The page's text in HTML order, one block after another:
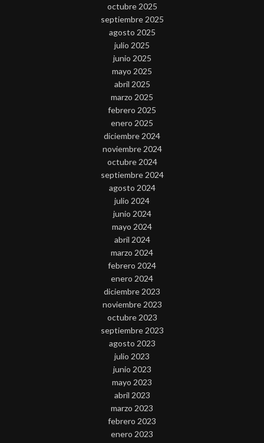
octubre 2025
septiembre 2025
agosto 2025
julio 2025
junio 2025
mayo 2025
abril 2025
marzo 2025
febrero 2025
enero 2025
diciembre 2024
noviembre 2024
octubre 2024
septiembre 2024
agosto 2024
julio 2024
junio 2024
mayo 2024
abril 2024
marzo 2024
febrero 2024
enero 2024
diciembre 2023
noviembre 2023
octubre 2023
septiembre 2023
agosto 2023
julio 2023
junio 2023
mayo 2023
abril 2023
marzo 2023
febrero 2023
enero 2023